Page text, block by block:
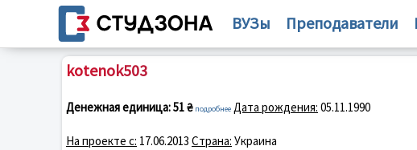
ВУЗы Преподаватели
kotenok503
Денежная единица:51 ₴ подробнее Дата рождения: 05.11.1990
На проекте с: 17.06.2013 Страна: Украина